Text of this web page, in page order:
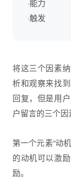
·能力
·触发
将这三个因素
析和观察来找
回复，但是用
户留言的三个因
第一个元素“动
的动机可以激
励。